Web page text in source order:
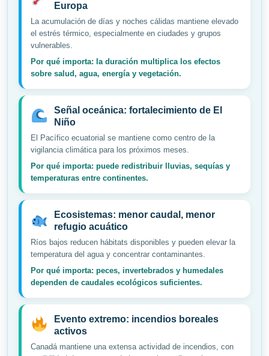
Europa
La acumulación de días y noches cálidas mantiene elevado
el estrés térmico, especialmente en ciudades y grupos
vulnerables.
Por qué importa: la duración multiplica los efectos
sobre salud, agua, energía y vegetación.
Señal oceánica: fortalecimiento de El
Niño
El Pacífico ecuatorial se mantiene como centro de la
vigilancia climática para los próximos meses.
Por qué importa: puede redistribuir lluvias, sequías y
temperaturas entre continentes.
Ecosistemas: menor caudal, menor
refugio acuático
Ríos bajos reducen hábitats disponibles y pueden elevar la
temperatura del agua y concentrar contaminantes.
Por qué importa: peces, invertebrados y humedales
dependen de caudales ecológicos suficientes.
Evento extremo: incendios boreales
activos
Canadá mantiene una extensa actividad de incendios, con